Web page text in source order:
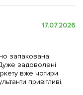
17.07.2026
запакована,
задоволені
вже чотири
привітливі,